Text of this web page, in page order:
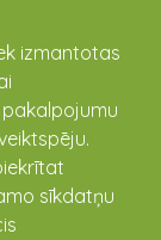
izmantotas
sīkdatņu